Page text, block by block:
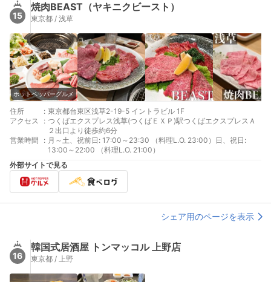
15
焼肉BEAST（ヤキニクビースト）
東京都 / 浅草
ホットペッパーグルメ
住所 : 東京都台東区浅草2-19-5 イントラビル 1F
アクセス
: つくばエクスプレス浅草(つくばＥＸＰ)駅つくばエクスプレスＡ
２出口より徒歩約6分
営業時間
: 月～土、祝前日: 17:00～23:30 （料理L.O. 23:00）日、祝日:
13:00～22:00 （料理L.O. 21:00）
外部サイトで見る
シェア用のページを表示
16
韓国式居酒屋 トンマッコル 上野店
東京都 / 上野